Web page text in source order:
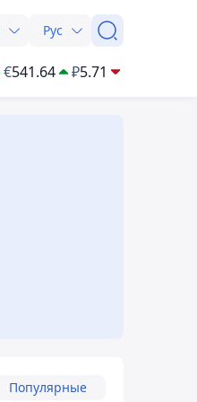
Рус
€541.64 ₽5.71
Популярные